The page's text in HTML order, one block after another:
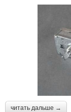
читать дальше →